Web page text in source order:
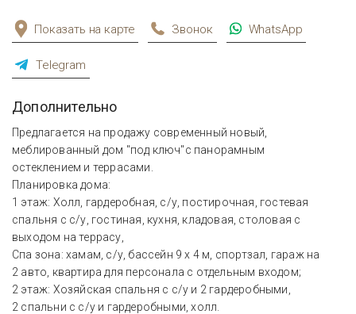
Показать на карте Звонок WhatsApp
Telegram
Дополнительно
Предлагается на продажу современный новый,
меблированный дом "под ключ"с панорамным
остеклением и террасами.
Планировка дома:
1 этаж: Холл, гардеробная, с/у, постирочная, гостевая
спальня с с/у, гостиная, кухня, кладовая, столовая с
выходом на террасу,
Спа зона: хамам, с/у, бассейн 9 х 4 м, спортзал, гараж на
2 авто, квартира для персонала с отдельным входом;
2 этаж: Хозяйская спальня с с/у и 2 гардеробными,
2 спальни с с/у и гардеробными, холл.